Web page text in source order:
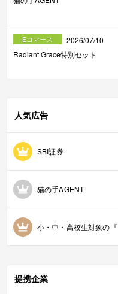
Eコマース
2026/07/10
Radiant Grace特別セット
人気広告
SBI証券
猫の手AGENT
小・中・高校生対象の『
提携企業